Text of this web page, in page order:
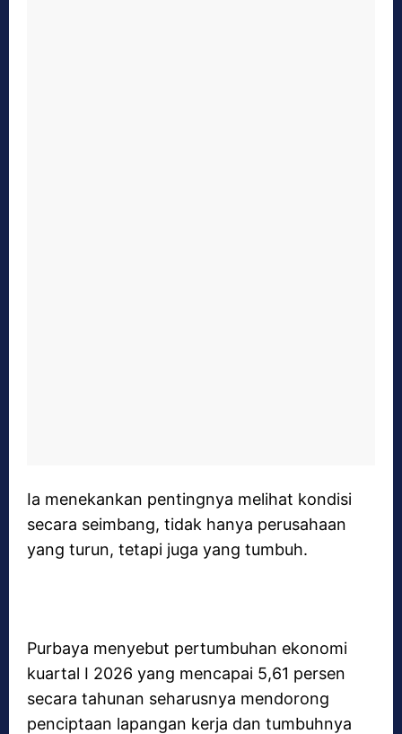
Ia menekankan pentingnya melihat kondisi
secara seimbang, tidak hanya perusahaan
yang turun, tetapi juga yang tumbuh.
Purbaya menyebut pertumbuhan ekonomi
kuartal I 2026 yang mencapai 5,61 persen
secara tahunan seharusnya mendorong
penciptaan lapangan kerja dan tumbuhnya